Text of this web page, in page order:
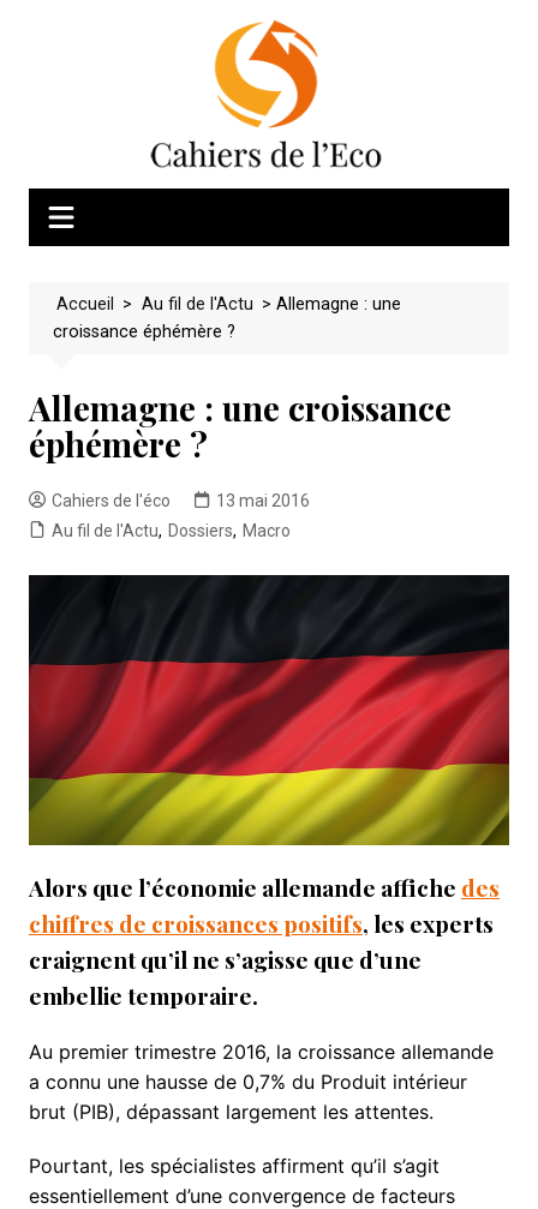
Accueil > Au fil de l'Actu > Allemagne : une
croissance éphémère ?
Allemagne : une croissance
éphémère ?
Cahiers de l'éco
13 mai 2016
Au fil de l'Actu, Dossiers, Macro
Alors que l’économie allemande affiche des
chiffres de croissances positifs, les experts
craignent qu’il ne s’agisse que d’une
embellie temporaire.
Au premier trimestre 2016, la croissance allemande
a connu une hausse de 0,7% du Produit intérieur
brut (PIB), dépassant largement les attentes.
Pourtant, les spécialistes affirment qu’il s’agit
essentiellement d’une convergence de facteurs